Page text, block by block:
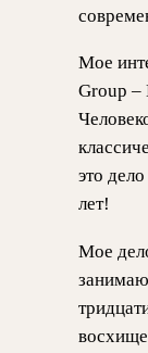
Мое
Group –
это
лет!
Мое